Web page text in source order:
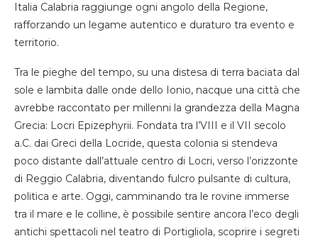
Italia Calabria raggiunge ogni angolo della Regione,
rafforzando un legame autentico e duraturo tra evento e
territorio.
Tra le pieghe del tempo, su una distesa di terra baciata dal
sole e lambita dalle onde dello Ionio, nacque una città che
avrebbe raccontato per millenni la grandezza della Magna
Grecia: Locri Epizephyrii. Fondata tra l’VIII e il VII secolo
a.C. dai Greci della Locride, questa colonia si stendeva
poco distante dall’attuale centro di Locri, verso l’orizzonte
di Reggio Calabria, diventando fulcro pulsante di cultura,
politica e arte. Oggi, camminando tra le rovine immerse
tra il mare e le colline, è possibile sentire ancora l’eco degli
antichi spettacoli nel teatro di Portigliola, scoprire i segreti